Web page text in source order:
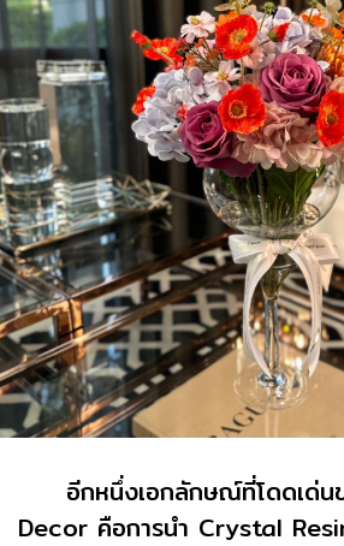
อีกหนึ่งเอกลักษณ์ที่โดดเด่น
Decor คือการนำ Crystal